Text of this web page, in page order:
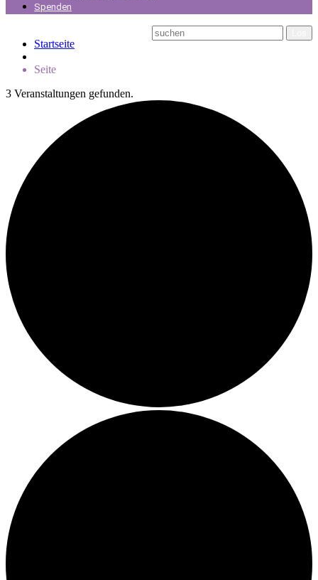
Spenden
Startseite
Seite
3 Veranstaltungen gefunden.